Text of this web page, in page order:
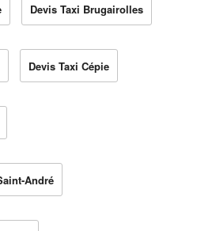
Devis Taxi Brugairolles
Devis Taxi Cépie
André